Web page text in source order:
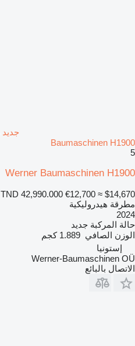
Baumaschinen H1900
5
Werner Baumaschinen H1900
TND 42,990.000 €12,700 ≈ $14,670
مطرقة هيدروليكية
2024
حالة المركبة جديد
الوزن الصافي 1.889 كجم
إستونيا
Werner-Baumaschinen OÜ
الاتصال بالبائع